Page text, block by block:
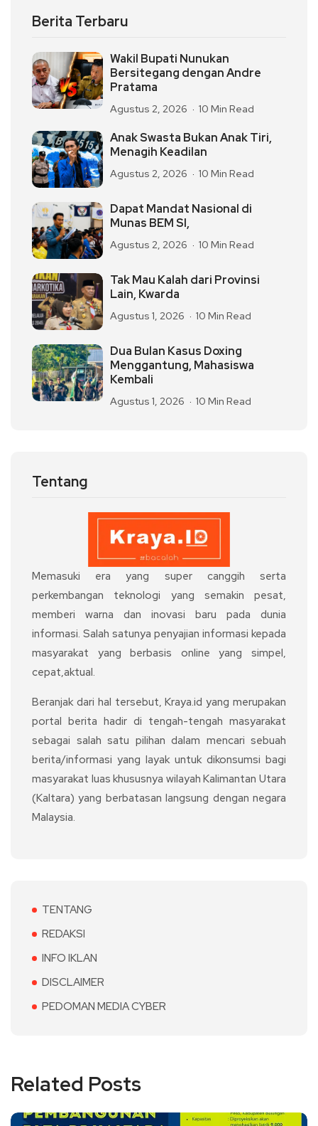
Berita Terbaru
Wakil Bupati Nunukan
Bersitegang dengan Andre
Pratama
Agustus 2, 2026 10 Min Read
Anak Swasta Bukan Anak Tiri,
Menagih Keadilan
Agustus 2, 2026 10 Min Read
Dapat Mandat Nasional di
Munas BEM SI,
Agustus 2, 2026 10 Min Read
Tak Mau Kalah dari Provinsi
Lain, Kwarda
Agustus 1, 2026 10 Min Read
Dua Bulan Kasus Doxing
Menggantung, Mahasiswa
Kembali
Agustus 1, 2026 10 Min Read
Tentang
Memasuki era yang super canggih serta
perkembangan teknologi yang semakin pesat,
memberi warna dan inovasi baru pada dunia
informasi. Salah satunya penyajian informasi kepada
masyarakat yang berbasis online yang simpel,
cepat,aktual.
Beranjak dari hal tersebut, Kraya.id yang merupakan
portal berita hadir di tengah-tengah masyarakat
sebagai salah satu pilihan dalam mencari sebuah
berita/informasi yang layak untuk dikonsumsi bagi
masyarakat luas khususnya wilayah Kalimantan Utara
(Kaltara) yang berbatasan langsung dengan negara
Malaysia.
TENTANG
REDAKSI
INFO IKLAN
DISCLAIMER
PEDOMAN MEDIA CYBER
Related Posts